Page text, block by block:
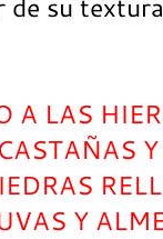
de su
A LAS
CASTAÑAS Y
Y